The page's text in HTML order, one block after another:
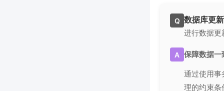
Q 数据库更
进行数据更
A 保障数据一
通过使用事
理的约束条